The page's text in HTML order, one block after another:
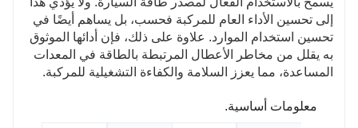
إلى تحسين الأداء العام للمركبة فحسب، بل يساهم أيضًا في
تحسين استخدام الموارد. علاوة على ذلك، فإن أدائها الموثوق
به يقلل من مخاطر الأعطال المرتبطة بالطاقة في المعدات
المساعدة، مما يعزز السلامة والكفاءة التشغيلية للمركبة.
معلومات أساسية.